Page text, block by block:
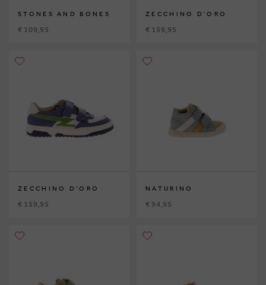
STONES AND BONES
€ 109,95
ZECCHINO D'ORO
€ 159,95
ZECCHINO D'ORO
€ 159,95
NATURINO
€ 94,95